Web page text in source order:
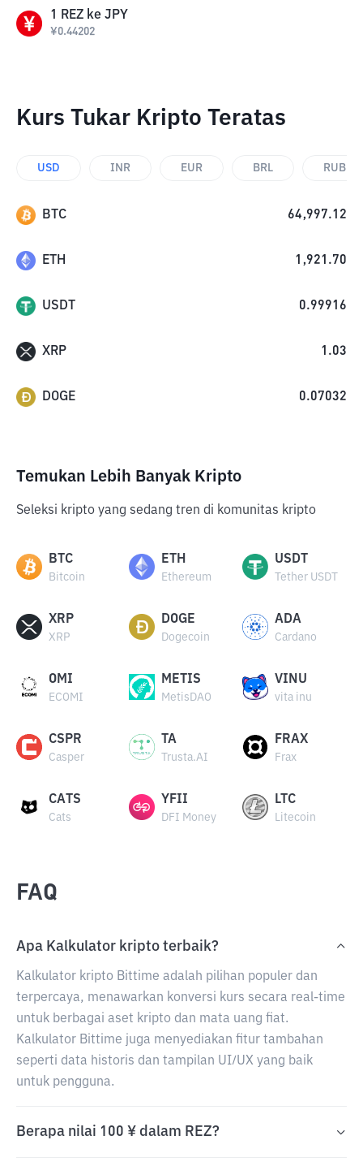
1 REZ ke JPY
¥0.44202
Kurs Tukar Kripto Teratas
USD INR EUR BRL RUB
BTC 64,997.12
ETH 1,921.70
USDT 0.99916
XRP 1.03
DOGE 0.07032
Temukan Lebih Banyak Kripto
Seleksi kripto yang sedang tren di komunitas kripto
BTC
Bitcoin
ETH
Ethereum
USDT
Tether USDT
XRP
XRP
DOGE
Dogecoin
ADA
Cardano
OMI
ECOMI
METIS
MetisDAO
VINU
vita inu
CSPR
Casper
TA
Trusta.AI
FRAX
Frax
CATS
Cats
YFII
DFI Money
LTC
Litecoin
FAQ
Apa Kalkulator kripto terbaik?
Kalkulator kripto Bittime adalah pilihan populer dan
terpercaya, menawarkan konversi kurs secara real-time
untuk berbagai aset kripto dan mata uang fiat.
Kalkulator Bittime juga menyediakan fitur tambahan
seperti data historis dan tampilan UI/UX yang baik
untuk pengguna.
Berapa nilai 100 ¥ dalam REZ?